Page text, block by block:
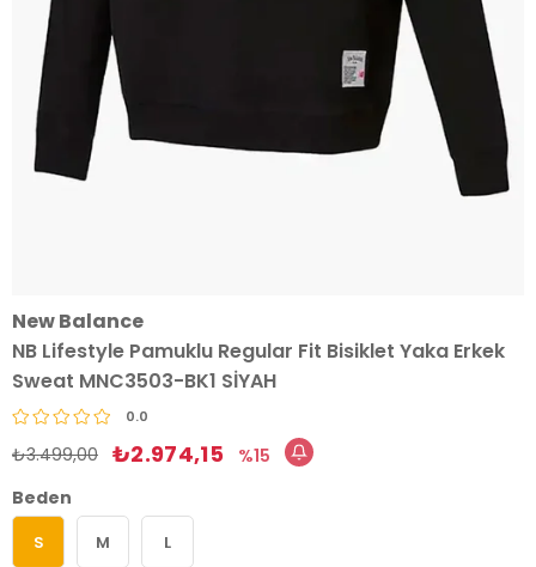
New Balance
NB Lifestyle Pamuklu Regular Fit Bisiklet Yaka Erkek
Sweat MNC3503-BK1 SİYAH
0.0
₺3.499,00 ₺2.974,15
15
Beden
S M L